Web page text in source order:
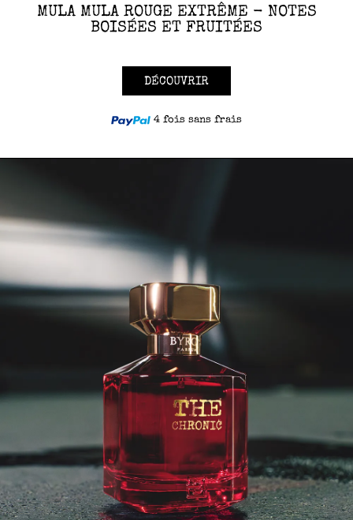
MULA MULA ROUGE EXTRÊME - NOTES
BOISÉES ET FRUITÉES
DÉCOUVRIR
4 fois sans frais